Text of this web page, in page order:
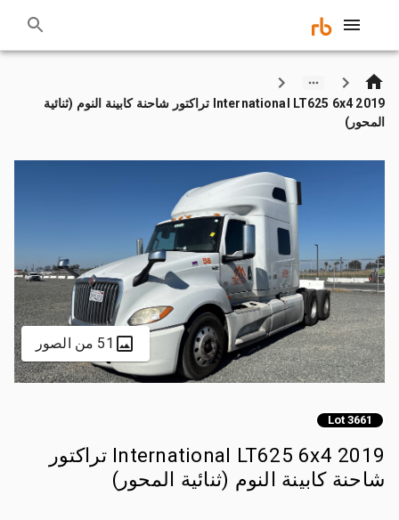
2019 International LT625 6x4 تراكتور شاحنة كابينة النوم (ثنائية
المحور)
51 من الصور
Lot 3661
2019 International LT625 6x4 تراكتور
شاحنة كابينة النوم (ثنائية المحور)